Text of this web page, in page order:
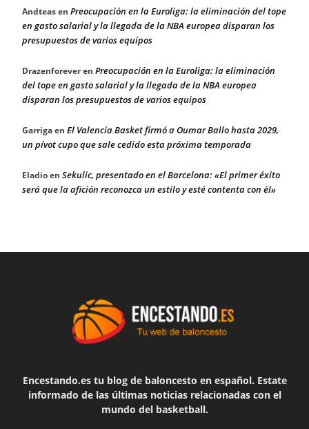
Andteasen Preocupación en la Euroliga: la eliminación del tope
en gasto salarial y la llegada de la NBA europea disparan los
presupuestos de varios equipos
Drazenforeveren Preocupación en la Euroliga: la eliminación
del tope en gasto salarial y la llegada de la NBA europea
disparan los presupuestos de varios equipos
Garrigaen El Valencia Basket firmó a Oumar Ballo hasta 2029,
un pívot cupo que sale cedido esta próxima temporada
Eladioen Sekulic, presentado en el Barcelona: «El primer éxito
será que la afición reconozca un estilo y esté contenta con él»
Encestando.es tu blog de baloncesto en español. Estate
informado de las últimas noticias relacionadas con el
mundo del basketball.